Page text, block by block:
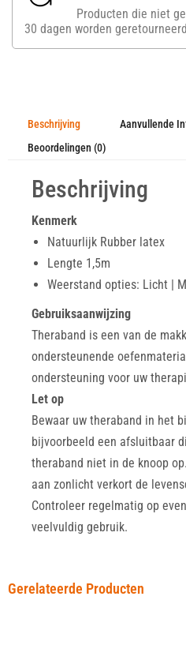
Producten die niet
30 dagen worden
Beschrijving
Aanvullende
Beoordelingen (0)
Beschrijving
Kenmerk
Natuurlijk Rubber latex
Lengte 1,5m
Weerstand opties: Licht |
Gebruiksaanwijzing
Theraband is een van de
ondersteunende
ondersteuning voor uw
Let op
Bewaar uw theraband in het
bijvoorbeeld een afsluitbaar
theraband niet in de knoop
aan zonlicht verkort de
Controleer regelmatig op
veelvuldig gebruik.
Gerelateerde Producten